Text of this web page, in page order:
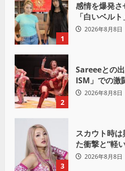
1
感情を爆発
「白いベル
世界へ
2026年8月8日
2
Sareeeとの
ISM」での激
2026年8月8日
3
スカウト時
た衝撃と“軽
ロレスへの道
2026年8月8日